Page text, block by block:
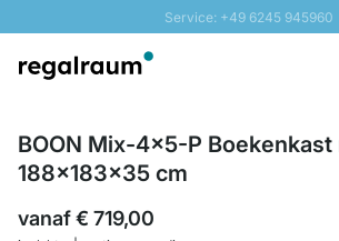
Service: +49 6245 945960
Snelle levering - Gratis verzending
BOON Mix-4x5-P
188x183x35 cm
vanaf€ 719,00